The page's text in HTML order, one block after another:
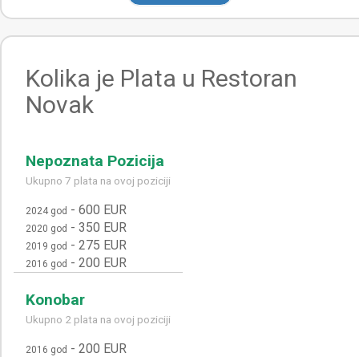
Kolika je Plata u Restoran
Novak
Nepoznata Pozicija
Ukupno 7 plata na ovoj poziciji
2024 god - 600 EUR
2020 god - 350 EUR
2019 god - 275 EUR
2016 god - 200 EUR
Konobar
Ukupno 2 plata na ovoj poziciji
2016 god - 200 EUR